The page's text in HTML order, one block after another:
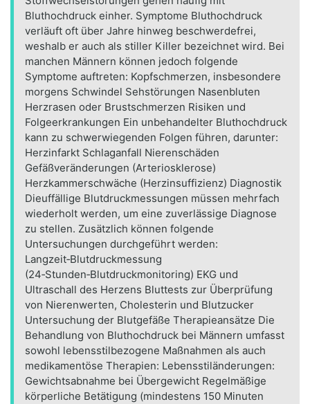
Bluthochdruck einher. Symptome Bluthochdruck
verläuft oft über Jahre hinweg beschwerdefrei,
weshalb er auch als stiller Killer bezeichnet wird. Bei
manchen Männern können jedoch folgende
Symptome auftreten: Kopfschmerzen, insbesondere
morgens Schwindel Sehstörungen Nasenbluten
Herzrasen oder Brustschmerzen Risiken und
Folgeerkrankungen Ein unbehandelter Bluthochdruck
kann zu schwerwiegenden Folgen führen, darunter:
Herzinfarkt Schlaganfall Nierenschäden
Gefäßveränderungen (Arteriosklerose)
Herzkammerschwäche (Herzinsuffizienz) Diagnostik
Dieuffällige Blutdruckmessungen müssen mehrfach
wiederholt werden, um eine zuverlässige Diagnose
zu stellen. Zusätzlich können folgende
Untersuchungen durchgeführt werden:
Langzeit‑Blutdruckmessung
(24‑Stunden‑Blutdruckmonitoring) EKG und
Ultraschall des Herzens Bluttests zur Überprüfung
von Nierenwerten, Cholesterin und Blutzucker
Untersuchung der Blutgefäße Therapieansätze Die
Behandlung von Bluthochdruck bei Männern umfasst
sowohl lebensstilbezogene Maßnahmen als auch
medikamentöse Therapien: Lebensstiländerungen:
Gewichtsabnahme bei Übergewicht Regelmäßige
körperliche Betätigung (mindestens 150 Minuten